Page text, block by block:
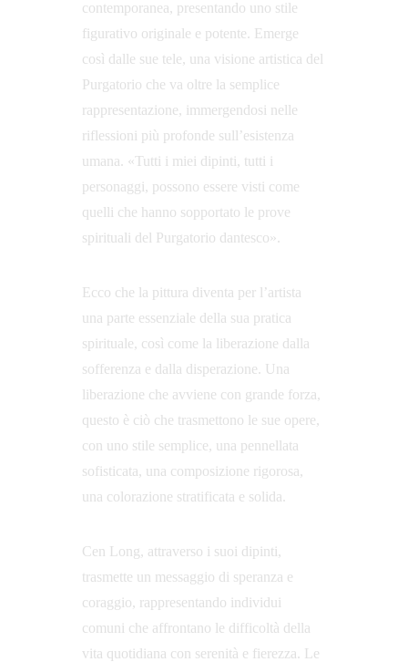
contemporanea, presentando uno stile
figurativo originale e potente. Emerge
così dalle sue tele, una visione artistica del
Purgatorio che va oltre la semplice
rappresentazione, immergendosi nelle
riflessioni più profonde sull’esistenza
umana. «Tutti i miei dipinti, tutti i
personaggi, possono essere visti come
quelli che hanno sopportato le prove
spirituali del Purgatorio dantesco».
Ecco che la pittura diventa per l’artista
una parte essenziale della sua pratica
spirituale, così come la liberazione dalla
sofferenza e dalla disperazione. Una
liberazione che avviene con grande forza,
questo è ciò che trasmettono le sue opere,
con uno stile semplice, una pennellata
sofisticata, una composizione rigorosa,
una colorazione stratificata e solida.
Cen Long, attraverso i suoi dipinti,
trasmette un messaggio di speranza e
coraggio, rappresentando individui
comuni che affrontano le difficoltà della
vita quotidiana con serenità e fierezza. Le